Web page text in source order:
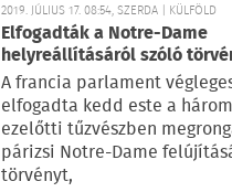
2019. JÚLIUS 17. 08:54, SZERDA | KÜLFÖLD
Elfogadták a Notre-Dame
helyreállításáról szóló
A francia parlament
elfogadta kedd este a
ezelőtti tűzvészben
párizsi Notre-Dame
törvényt,